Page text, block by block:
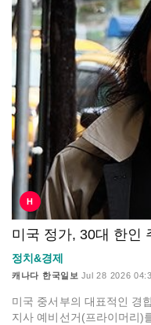
H
미국 정가, 30대 한인
정치&경제
캐나다 한국일보 Jul 28 2026
미국 중서부의 대표적인 경
지사 예비선거(프라이머리)